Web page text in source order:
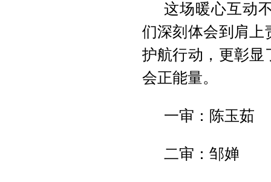
这场暖心互动
们深刻体会到肩上
护航行动，更彰显
会正能量。
一审：陈玉茹
二审：邹婵